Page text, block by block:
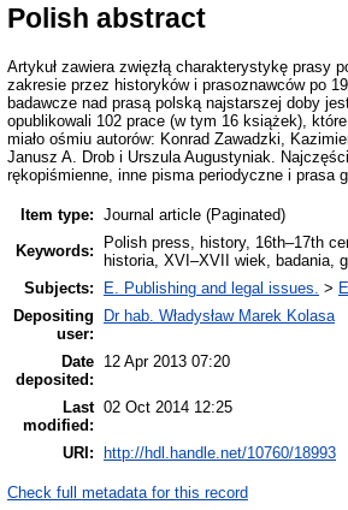
Polish abstract
Artykuł zawiera zwięzłą charakterystykę prasy
zakresie przez historyków i prasoznawców po
badawcze nad prasą polską najstarszej doby
opublikowali 102 prace (w tym 16 książek),
miało ośmiu autorów: Konrad Zawadzki,
Janusz A. Drob i Urszula Augustyniak.
rękopiśmienne, inne pisma periodyczne i prasa
Item type: Journal article (Paginated)
Keywords:
Polish press, history, 16th–17th
historia, XVI–XVII wiek, badania,
Subjects:
E. Publishing and legal issues. >
Depositing
user:
Dr hab. Władysław Marek Kolasa
Date
deposited:
12 Apr 2013 07:20
Last
modified:
02 Oct 2014 12:25
URI: http://hdl.handle.net/10760/18993
Check full metadata for this record